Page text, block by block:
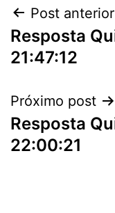
de
Post anterior
Resposta
21:47:12
Próximo post
Resposta
22:00:21